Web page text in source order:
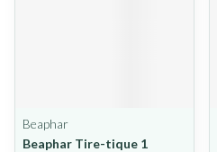
Beaphar
Beaphar Tire-tique 1